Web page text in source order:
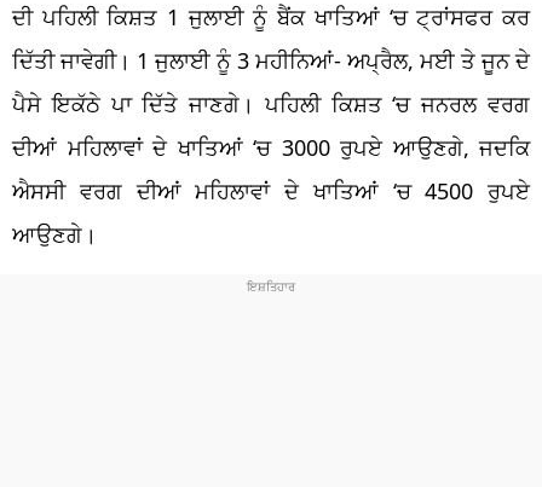
ਦੀ ਪਹਿਲੀ ਕਿਸ਼ਤ 1 ਜੁਲਾਈ ਨੂੰ ਬੈਂਕ ਖਾਤਿਆਂ ‘ਚ ਟ੍ਰਾਂਸਫਰ ਕਰ
ਦਿੱਤੀ ਜਾਵੇਗੀ। 1 ਜੁਲਾਈ ਨੂੰ 3 ਮਹੀਨਿਆਂ- ਅਪ੍ਰੈਲ, ਮਈ ਤੇ ਜੂਨ ਦੇ
ਪੈਸੇ ਇਕੱਠੇ ਪਾ ਦਿੱਤੇ ਜਾਣਗੇ। ਪਹਿਲੀ ਕਿਸ਼ਤ ‘ਚ ਜਨਰਲ ਵਰਗ
ਦੀਆਂ ਮਹਿਲਾਵਾਂ ਦੇ ਖਾਤਿਆਂ ‘ਚ 3000 ਰੁਪਏ ਆਉਣਗੇ, ਜਦਕਿ
ਐਸਸੀ ਵਰਗ ਦੀਆਂ ਮਹਿਲਾਵਾਂ ਦੇ ਖਾਤਿਆਂ ‘ਚ 4500 ਰੁਪਏ
ਆਉਣਗੇ।